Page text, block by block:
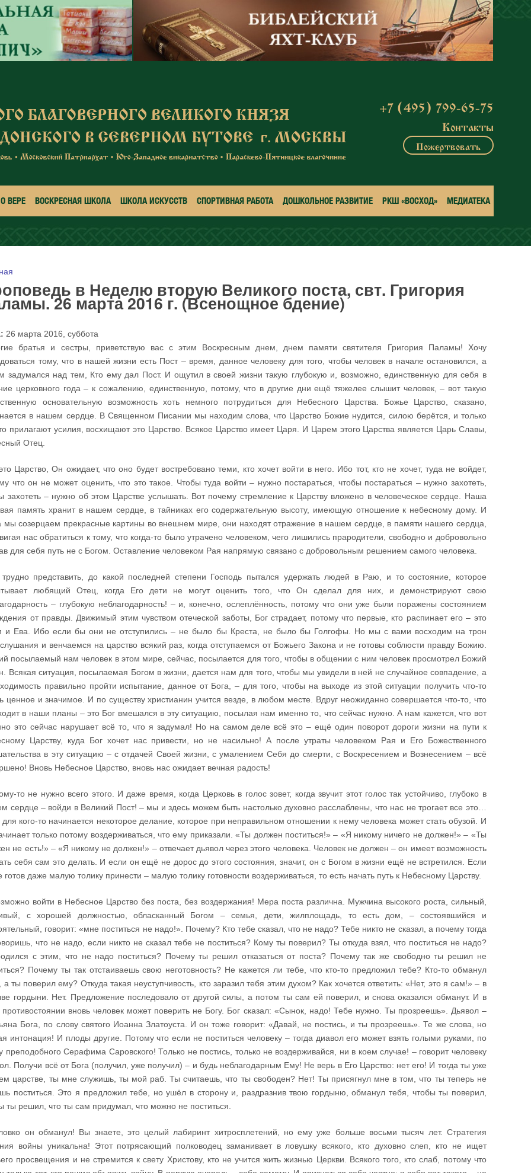
+7 (495) 799-65-75
Контакты
Пожертвовать
О ВЕРЕ ВОСКРЕСНАЯ ШКОЛА ШКОЛА ИСКУССТВ СПОРТИВНАЯ РАБОТА ДОШКОЛЬНОЕ РАЗВИТИЕ РКШ «ВОСХОД» МЕДИАТЕКА
в Неделю вторую Великого поста, свт. Григория
26 марта 2016 г. (Всенощное бдение)
26 марта 2016, суббота
братья и сестры, приветствую вас с этим Воскресным днем, днем памяти святителя Григория Паламы! Хочу
тому, что в нашей жизни есть Пост – время, данное человеку для того, чтобы человек в начале остановился, а
задумался над тем, Кто ему дал Пост. И ощутил в своей жизни такую глубокую и, возможно, единственную для себя в
церковного года – к сожалению, единственную, потому, что в другие дни ещё тяжелее слышит человек, – вот такую
основательную возможность хоть немного потрудиться для Небесного Царства. Божье Царство, сказано,
в нашем сердце. В Священном Писании мы находим слова, что Царство Божие нудится, силою берётся, и только
прилагают усилия, восхищают это Царство. Всякое Царство имеет Царя. И Царем этого Царства является Царь Славы,
Отец.
Царство, Он ожидает, что оно будет востребовано теми, кто хочет войти в него. Ибо тот, кто не хочет, туда не войдет,
что он не может оценить, что это такое. Чтобы туда войти – нужно постараться, чтобы постараться – нужно захотеть,
захотеть – нужно об этом Царстве услышать. Вот почему стремление к Царству вложено в человеческое сердце. Наша
память хранит в нашем сердце, в тайниках его содержательную высоту, имеющую отношение к небесному дому. И
мы созерцаем прекрасные картины во внешнем мире, они находят отражение в нашем сердце, в памяти нашего сердца,
нас обратиться к тому, что когда-то было утрачено человеком, чего лишились прародители, свободно и добровольно
для себя путь не с Богом. Оставление человеком Рая напрямую связано с добровольным решением самого человека.
представить, до какой последней степени Господь пытался удержать людей в Раю, и то состояние, которое
любящий Отец, когда Его дети не могут оценить того, что Он сделал для них, и демонстрируют свою
– глубокую неблагодарность! – и, конечно, ослеплённость, потому что они уже были поражены состоянием
от правды. Движимый этим чувством отеческой заботы, Бог страдает, потому что первые, кто распинает его – это
и Ева. Ибо если бы они не отступились – не было бы Креста, не было бы Голгофы. Но мы с вами восходим на трон
и венчаемся на царство всякий раз, когда отступаемся от Божьего Закона и не готовы соблюсти правду Божию.
посылаемый нам человек в этом мире, сейчас, посылается для того, чтобы в общении с ним человек просмотрел Божий
Всякая ситуация, посылаемая Богом в жизни, дается нам для того, чтобы мы увидели в ней не случайное совпадение, а
правильно пройти испытание, данное от Бога, – для того, чтобы на выходе из этой ситуации получить что-то
ценное и значимое. И по существу христианин учится везде, в любом месте. Вдруг неожиданно совершается что-то, что
в наши планы – это Бог вмешался в эту ситуацию, посылая нам именно то, что сейчас нужно. А нам кажется, что вот
это сейчас нарушает всё то, что я задумал! Но на самом деле всё это – ещё один поворот дороги жизни на пути к
Царству, куда Бог хочет нас привести, но не насильно! А после утраты человеком Рая и Его Божественного
в эту ситуацию – с отдачей Своей жизни, с умалением Себя до смерти, с Воскресением и Вознесением – всё
Вновь Небесное Царство, вновь нас ожидает вечная радость!
то не нужно всего этого. И даже время, когда Церковь в голос зовет, когда звучит этот голос так устойчиво, глубоко в
сердце – войди в Великий Пост! – мы и здесь можем быть настолько духовно расслаблены, что нас не трогает все это…
для кого-то начинается некоторое делание, которое при неправильном отношении к нему человека может стать обузой. И
только потому воздерживаться, что ему приказали. «Ты должен поститься!» – «Я никому ничего не должен!» – «Ты
не есть!» – «Я никому не должен!» – отвечает дьявол через этого человека. Человек не должен – он имеет возможность
себя сам это делать. И если он ещё не дорос до этого состояния, значит, он с Богом в жизни ещё не встретился. Если
готов даже малую толику принести – малую толику готовности воздерживаться, то есть начать путь к Небесному Царству.
войти в Небесное Царство без поста, без воздержания! Мера поста различна. Мужчина высокого роста, сильный,
с хорошей должностью, обласканный Богом – семья, дети, жилплощадь, то есть дом, – состоявшийся и
говорит: «мне поститься не надо!». Почему? Кто тебе сказал, что не надо? Тебе никто не сказал, а почему тогда
что не надо, если никто не сказал тебе не поститься? Кому ты поверил? Ты откуда взял, что поститься не надо?
с этим, что не надо поститься? Почему ты решил отказаться от поста? Почему так же свободно ты решил не
Почему ты так отстаиваешь свою неготовность? Не кажется ли тебе, что кто-то предложил тебе? Кто-то обманул
а ты поверил ему? Откуда такая неуступчивость, кто заразил тебя этим духом? Как хочется ответить: «Нет, это я сам!» – в
гордыни. Нет. Предложение последовало от другой силы, а потом ты сам ей поверил, и снова оказался обманут. И в
противостоянии вновь человек может поверить не Богу. Бог сказал: «Сынок, надо! Тебе нужно. Ты прозреешь». Дьявол –
Бога, по слову святого Иоанна Златоуста. И он тоже говорит: «Давай, не постись, и ты прозреешь». Те же слова, но
интонация! И плоды другие. Потому что если не поститься человеку – тогда диавол его может взять голыми руками, по
преподобного Серафима Саровского! Только не постись, только не воздерживайся, ни в коем случае! – говорит человеку
Получи всё от Бога (получил, уже получил) – и будь неблагодарным Ему! Не верь в Его Царство: нет его! И тогда ты уже
царстве, ты мне служишь, ты мой раб. Ты считаешь, что ты свободен? Нет! Ты присягнул мне в том, что ты теперь не
поститься. Это я предложил тебе, но ушёл в сторону и, раздразнив твою гордыню, обманул тебя, чтобы ты поверил,
ты решил, что ты сам придумал, что можно не поститься.
он обманул! Вы знаете, это целый лабиринт хитросплетений, но ему уже больше восьми тысяч лет. Стратегия
войны уникальна! Этот потрясающий полководец заманивает в ловушку всякого, кто духовно слеп, кто не ищет
просвещения и не стремится к свету Христову, кто не учится жить жизнью Церкви. Всякого того, кто слаб, потому что